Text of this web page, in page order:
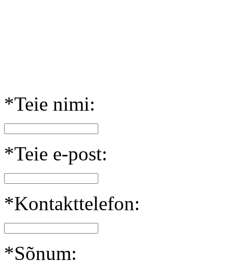
*Teie nimi:
*Teie e-post:
*Kontakttelefon:
*Sõnum: